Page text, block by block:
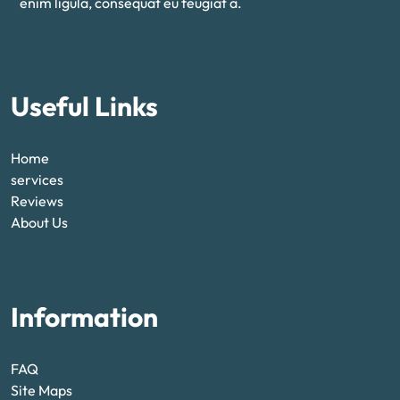
Useful Links
Home
services
Reviews
About Us
Information
FAQ
Site Maps